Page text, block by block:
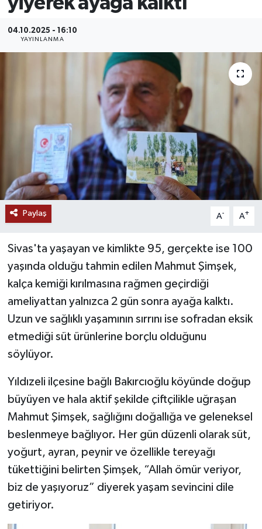
04.10.2025 - 16:10
YAYINLANMA
Paylaş A- A+
Sivas'ta yaşayan ve kimlikte 95, gerçekte ise 100
yaşında olduğu tahmin edilen Mahmut Şimşek,
kalça kemiği kırılmasına rağmen geçirdiği
ameliyattan yalnızca 2 gün sonra ayağa kalktı.
Uzun ve sağlıklı yaşamının sırrını ise sofradan eksik
etmediği süt ürünlerine borçlu olduğunu
söylüyor.
Yıldızeli ilçesine bağlı Bakırcıoğlu köyünde doğup
büyüyen ve hala aktif şekilde çiftçilikle uğraşan
Mahmut Şimşek, sağlığını doğallığa ve geleneksel
beslenmeye bağlıyor. Her gün düzenli olarak süt,
yoğurt, ayran, peynir ve özellikle tereyağı
tükettiğini belirten Şimşek, “Allah ömür veriyor,
biz de yaşıyoruz” diyerek yaşam sevincini dile
getiriyor.
ÖZEL HABER
RESMİ İLANLAR
SİYASET
SOSYAL YARDIMLAR
SPONSORLU YAZI
TEKNOLOJİ
YAŞAM